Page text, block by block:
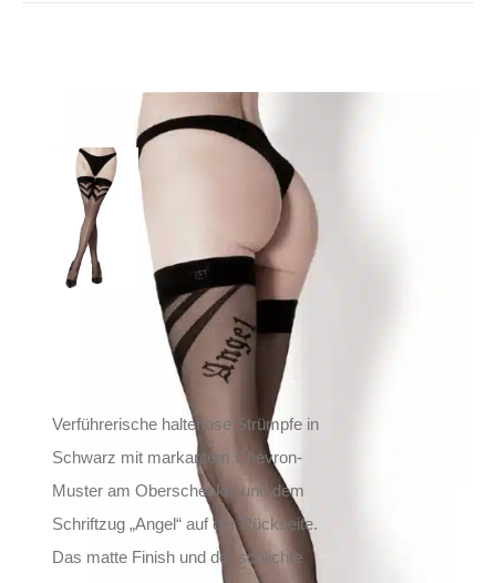
Ballerinas Secret
Strümpfe Dark Angel
Inkl. MwSt.
zzgl.Versand
Lieferzeit: ca. 1-2 Tage DE, ca. 3-4 Tage EU
Verführerische halterlose Strümpfe in
Schwarz mit markantem Chevron-
Muster am Oberschenkel und dem
Schriftzug „Angel“ auf der Rückseite.
Das matte Finish und der schlichte